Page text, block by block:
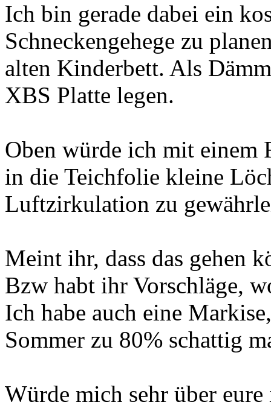
Ich bin gerade dabei ein
Schneckengehege zu
alten Kinderbett. Als
XBS Platte legen.
Oben würde ich mit einem
in die Teichfolie kleine
Luftzirkulation zu
Meint ihr, dass das gehen
Bzw habt ihr Vorschläge,
Ich habe auch eine
Sommer zu 80% schattig
Würde mich sehr über